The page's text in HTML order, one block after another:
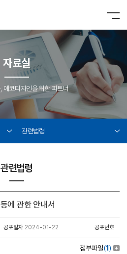
자료실
에코디자인을 위한 파트너
관련법령
관련법령
에 관한 안내서
공포일자 2024-01-22 공포번호
첨부파일(1 )